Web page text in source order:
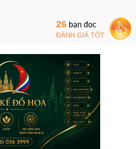
26 bạn đọc
ĐÁNH GIÁ TỐT